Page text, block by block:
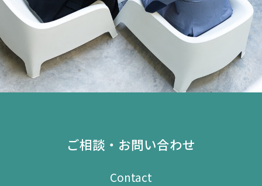
ご相談・お問い合わせ
Contact